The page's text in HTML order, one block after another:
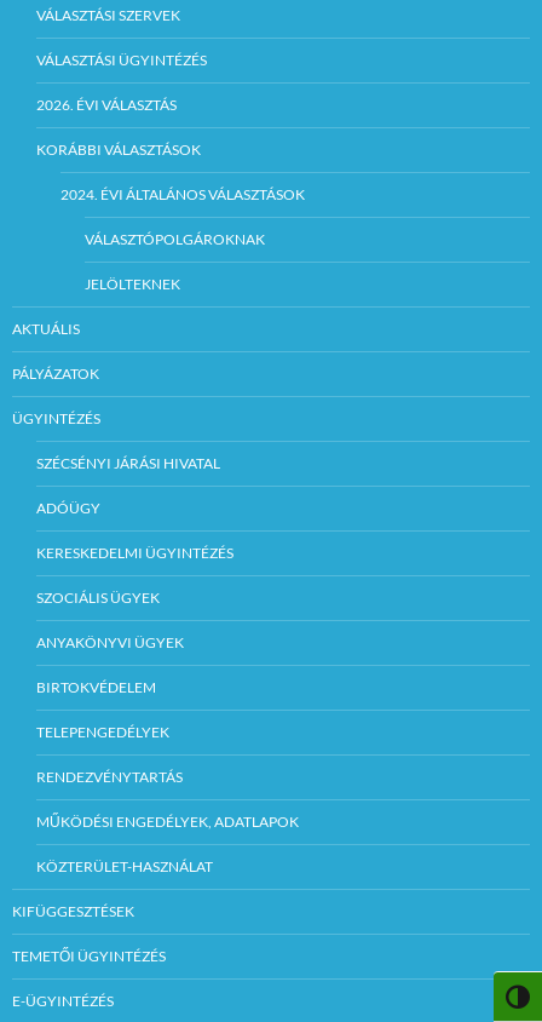
VÁLASZTÁSI SZERVEK
VÁLASZTÁSI ÜGYINTÉZÉS
2026. ÉVI VÁLASZTÁS
KORÁBBI VÁLASZTÁSOK
2024. ÉVI ÁLTALÁNOS VÁLASZTÁSOK
VÁLASZTÓPOLGÁROKNAK
JELÖLTEKNEK
AKTUÁLIS
PÁLYÁZATOK
ÜGYINTÉZÉS
SZÉCSÉNYI JÁRÁSI HIVATAL
ADÓÜGY
KERESKEDELMI ÜGYINTÉZÉS
SZOCIÁLIS ÜGYEK
ANYAKÖNYVI ÜGYEK
BIRTOKVÉDELEM
TELEPENGEDÉLYEK
RENDEZVÉNYTARTÁS
MŰKÖDÉSI ENGEDÉLYEK, ADATLAPOK
KÖZTERÜLET-HASZNÁLAT
KIFÜGGESZTÉSEK
TEMETŐI ÜGYINTÉZÉS
E-ÜGYINTÉZÉS